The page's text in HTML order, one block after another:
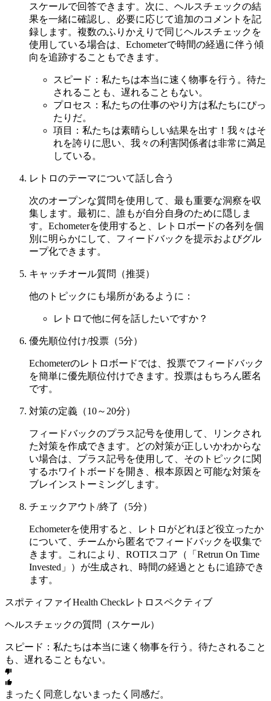
スケールで回答できます。次に、ヘルスチェックの結
果を一緒に確認し、必要に応じて追加のコメントを記
録します。複数のふりかえりで同じヘルスチェックを
使用している場合は、Echometerで時間の経過に伴う傾
向を追跡することもできます。
スピード：私たちは本当に速く物事を行う。待た
されることも、遅れることもない。
プロセス：私たちの仕事のやり方は私たちにぴっ
たりだ。
項目：私たちは素晴らしい結果を出す！我々はそ
れを誇りに思い、我々の利害関係者は非常に満足
している。
レトロのテーマについて話し合う
次のオープンな質問を使用して、最も重要な洞察を収
集します。最初に、誰もが自分自身のために隠しま
す。Echometerを使用すると、レトロボードの各列を個
別に明らかにして、フィードバックを提示およびグル
ープ化できます。
キャッチオール質問（推奨）
他のトピックにも場所があるように：
レトロで他に何を話したいですか？
優先順位付け/投票（5分）
Echometerのレトロボードでは、投票でフィードバック
を簡単に優先順位付けできます。投票はもちろん匿名
です。
対策の定義（10～20分）
フィードバックのプラス記号を使用して、リンクされ
た対策を作成できます。どの対策が正しいかわからな
い場合は、プラス記号を使用して、そのトピックに関
するホワイトボードを開き、根本原因と可能な対策を
ブレインストーミングします。
チェックアウト/終了（5分）
Echometerを使用すると、レトロがどれほど役立ったか
について、チームから匿名でフィードバックを収集で
きます。これにより、ROTIスコア（「Retrun On Time
Invested」）が生成され、時間の経過とともに追跡でき
ます。
スポティファイHealth Checkレトロスペクティブ
ヘルスチェックの質問（スケール）
スピード：私たちは本当に速く物事を行う。待たされること
も、遅れることもない。
まったく同意しない まったく同感だ。